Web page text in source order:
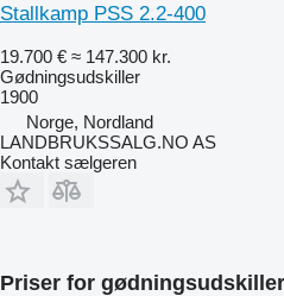
Stallkamp PSS 2.2-400
19.700 € ≈ 147.300 kr.
Gødningsudskiller
1900
Norge, Nordland
LANDBRUKSSALG.NO AS
Kontakt sælgeren
Priser for